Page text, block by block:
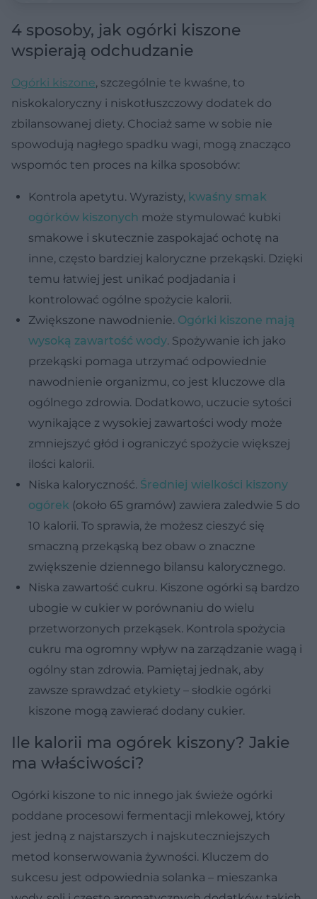
4 sposoby, jak ogórki kiszone
wspierają odchudzanie
Ogórki kiszone, szczególnie te kwaśne, to
niskokaloryczny i niskotłuszczowy dodatek do
zbilansowanej diety. Chociaż same w sobie nie
spowodują nagłego spadku wagi, mogą znacząco
wspomóc ten proces na kilka sposobów:
Kontrola apetytu. Wyrazisty, kwaśny smak
ogórków kiszonych może stymulować kubki
smakowe i skutecznie zaspokajać ochotę na
inne, często bardziej kaloryczne przekąski. Dzięki
temu łatwiej jest unikać podjadania i
kontrolować ogólne spożycie kalorii.
Zwiększone nawodnienie. Ogórki kiszone mają
wysoką zawartość wody. Spożywanie ich jako
przekąski pomaga utrzymać odpowiednie
nawodnienie organizmu, co jest kluczowe dla
ogólnego zdrowia. Dodatkowo, uczucie sytości
wynikające z wysokiej zawartości wody może
zmniejszyć głód i ograniczyć spożycie większej
ilości kalorii.
Niska kaloryczność. Średniej wielkości kiszony
ogórek (około 65 gramów) zawiera zaledwie 5 do
10 kalorii. To sprawia, że możesz cieszyć się
smaczną przekąską bez obaw o znaczne
zwiększenie dziennego bilansu kalorycznego.
Niska zawartość cukru. Kiszone ogórki są bardzo
ubogie w cukier w porównaniu do wielu
przetworzonych przekąsek. Kontrola spożycia
cukru ma ogromny wpływ na zarządzanie wagą i
ogólny stan zdrowia. Pamiętaj jednak, aby
zawsze sprawdzać etykiety – słodkie ogórki
kiszone mogą zawierać dodany cukier.
Ile kalorii ma ogórek kiszony? Jakie
ma właściwości?
Ogórki kiszone to nic innego jak świeże ogórki
poddane procesowi fermentacji mlekowej, który
jest jedną z najstarszych i najskuteczniejszych
metod konserwowania żywności. Kluczem do
sukcesu jest odpowiednia solanka – mieszanka